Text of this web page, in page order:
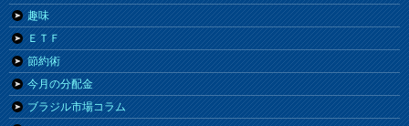
趣味
ＥＴＦ
節約術
今月の分配金
ブラジル市場コラム